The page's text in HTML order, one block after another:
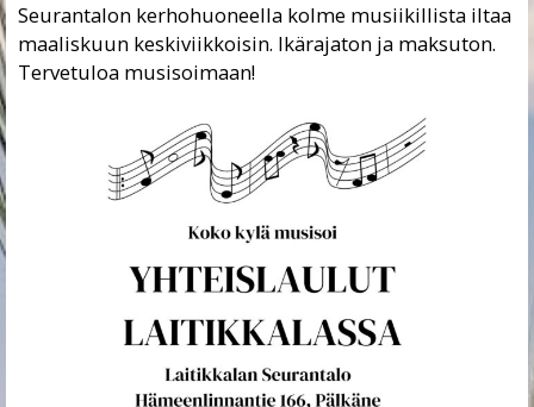
Seurantalon kerhohuoneella kolme musiikillista iltaa
maaliskuun keskiviikkoisin. Ikärajaton ja maksuton.
Tervetuloa musisoimaan!